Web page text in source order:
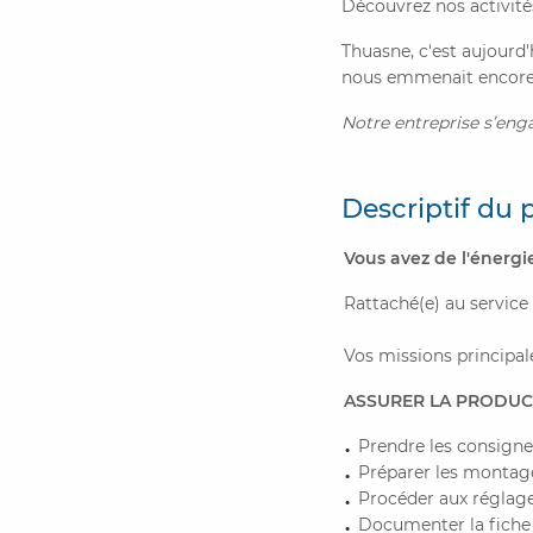
Découvrez nos
Thuasne, c'est
nous emmenait
Notre entreprise
Descriptif du
Vous avez de
Rattaché(e) au
Vos missions
ASSURER LA
Prendre les
Préparer les
Procéder aux
Documenter la